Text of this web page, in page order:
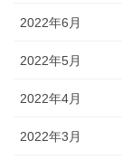
2022年6月
2022年5月
2022年4月
2022年3月